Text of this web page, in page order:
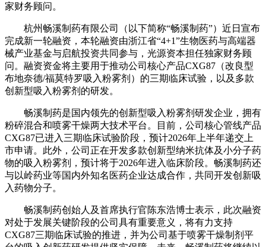
家财务顾问。
杭州畅溪制药有限公司（以下简称“畅溪制药”）近日宣布
完成新一轮融资，本轮融资由浙江省“4+1”生物医药与高端器
械产业基金与启航投资共同参与，光源资本担任独家财务顾
问。融资资金将主要用于推动公司核心产品CXG87（改良型
布地奈德/福莫特罗吸入粉雾剂）的三期临床试验，以及多款
创新型吸入粉雾剂的研发。
畅溪制药是国内领先的创新型吸入粉雾剂研发企业，拥有
粉碎混合和喷雾干燥两大技术平台。目前，公司核心管线产品
CXG87已进入三期临床试验阶段，预计2026年上半年递交上
市申请。此外，公司正在开发多款创新型纳米抗体及小分子药
物的吸入粉雾剂，预计将于2026年进入临床阶段。畅溪制药还
与以岭药业等国内外知名医药企业达成合作，共同开发创新吸
入药物分子。
畅溪制药创始人及首席执行官陈东浩博士表示，此次融资
对处于发展关键阶段的公司具有重要意义，将有力支持
CXG87三期临床试验的推进，并为公司基于喷雾干燥制剂平